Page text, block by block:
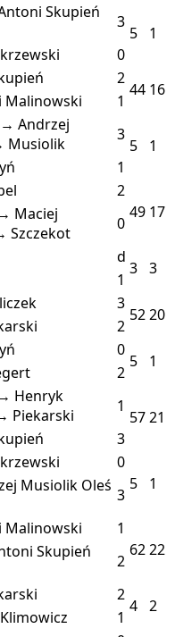
Skupień
3
5
1
0
2
44 16
Malinowski 1
→ Andrzej
Musiolik 3
5
1
1
2
49 17
Maciej
Szczekot 0
d
3 3
1
3
5220
2
0
5 1
2
Henryk
Piekarski 1
5721
3
0
5
1
Musiolik Oleś 3
Malinowski
1
6222
Skupień
2
2
4 2
Klimowicz 1